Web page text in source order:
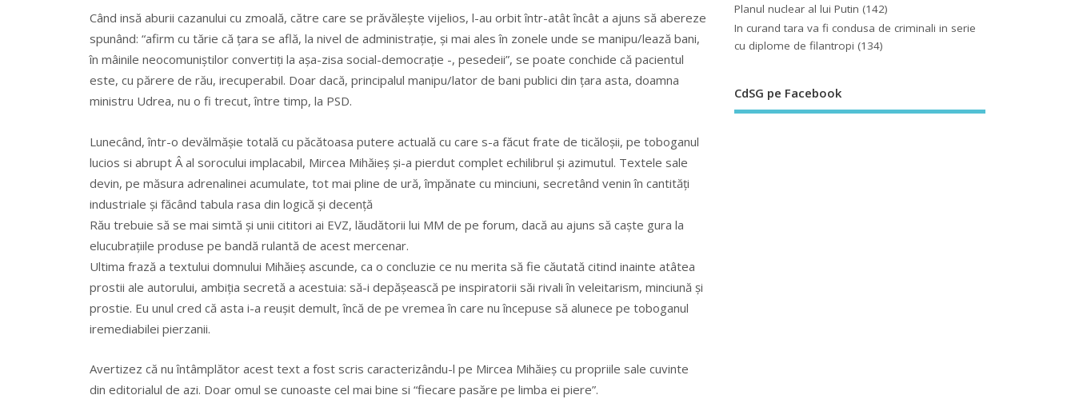
Când insă aburii cazanului cu zmoală, către care se prăvălește vijelios, l-au orbit într-atât încât a ajuns să abereze
spunând: “afirm cu tărie că țara se află, la nivel de administrație, și mai ales în zonele unde se manipu/lează bani,
în mâinile neocomuniștilor convertiți la așa-zisa social-democrație -, pesedeii”, se poate conchide că pacientul
este, cu părere de rău, irecuperabil. Doar dacă, principalul manipu/lator de bani publici din țara asta, doamna
ministru Udrea, nu o fi trecut, între timp, la PSD.
Lunecând, într-o devălmășie totală cu păcătoasa putere actuală cu care s-a făcut frate de ticăloșii, pe toboganul
lucios si abrupt Â al sorocului implacabil, Mircea Mihăieș și-a pierdut complet echilibrul și azimutul. Textele sale
devin, pe măsura adrenalinei acumulate, tot mai pline de ură, împănate cu minciuni, secretând venin în cantități
industriale și făcând tabula rasa din logică și decență
Rău trebuie să se mai simtă și unii cititori ai EVZ, lăudătorii lui MM de pe forum, dacă au ajuns să caște gura la
elucubrațiile produse pe bandă rulantă de acest mercenar.
Ultima frază a textului domnului Mihăieș ascunde, ca o concluzie ce nu merita să fie căutată citind inainte atâtea
prostii ale autorului, ambiția secretă a acestuia: să-i depășească pe inspiratorii săi rivali în veleitarism, minciună și
prostie. Eu unul cred că asta i-a reușit demult, încă de pe vremea în care nu începuse să alunece pe toboganul
iremediabilei pierzanii.
Avertizez că nu întâmplător acest text a fost scris caracterizându-l pe Mircea Mihăieș cu propriile sale cuvinte
din editorialul de azi. Doar omul se cunoaste cel mai bine si “fiecare pasăre pe limba ei piere”.
Planul nuclear al lui Putin (142)
In curand tara va fi condusa de criminali in serie
cu diplome de filantropi (134)
CdSG pe Facebook